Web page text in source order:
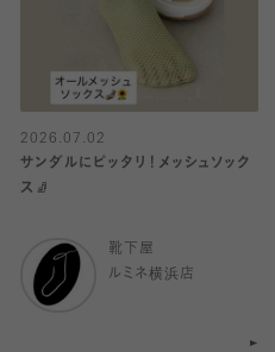
2026.07.02
サンダルにピッタリ！メッシュソック
ス🧦
靴下屋
ルミネ横浜店